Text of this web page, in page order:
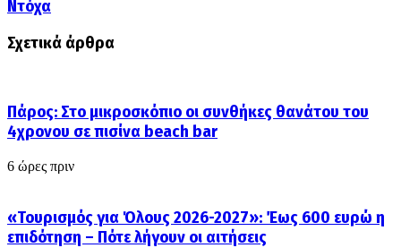
Ντόχα
Σχετικά άρθρα
Πάρος: Στο μικροσκόπιο οι συνθήκες θανάτου του
4χρονου σε πισίνα beach bar
6 ώρες πριν
«Τουρισμός για Όλους 2026-2027»: Έως 600 ευρώ η
επιδότηση – Πότε λήγουν οι αιτήσεις